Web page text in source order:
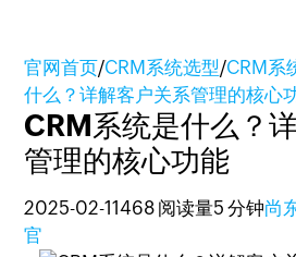
官网首页/CRM系统选型/CRM系
什么？详解客户关系管理的核心
CRM系统是什么？
管理的核心功能
2025-02-11468 阅读量5 分钟尚
官